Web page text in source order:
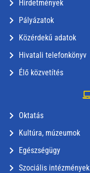
Hirdetmények
Pályázatok
Közérdekű adatok
Hivatali telefonkönyv
Élő közvetítés
Oktatás
Kultúra, múzeumok
Egészségügy
Szociális intézmények